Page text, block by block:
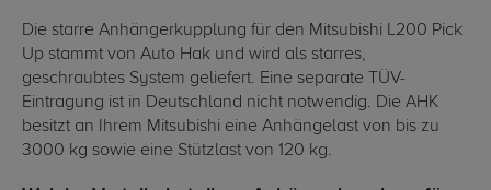
Die starre Anhängerkupplung für den Mitsubishi L200 Pick
Up stammt von Auto Hak und wird als starres,
geschraubtes System geliefert. Eine separate TÜV-
Eintragung ist in Deutschland nicht notwendig. Die AHK
besitzt an Ihrem Mitsubishi eine Anhängelast von bis zu
3000 kg sowie eine Stützlast von 120 kg.